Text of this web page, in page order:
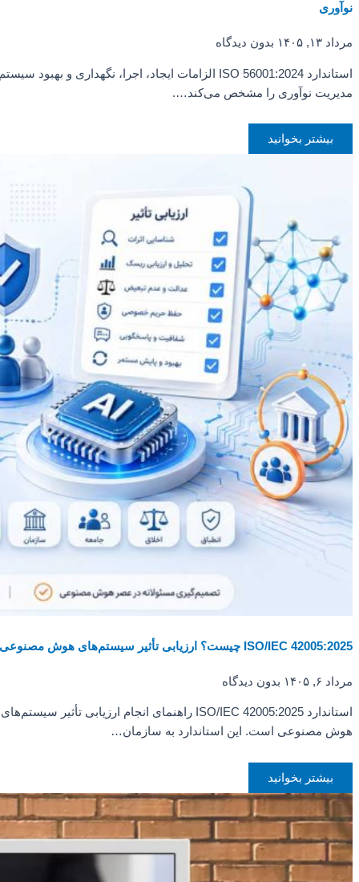
نوآوری
مرداد ۱۳, ۱۴۰۵ بدون دیدگاه
استاندارد ISO 56001:2024 الزامات ایجاد، اجرا، نگهداری و بهبود سیستم
مدیریت نوآوری را مشخص می‌کند….
بیشتر بخوانید
ISO/IEC 42005:2025 چیست؟ ارزیابی تأثیر سیستم‌های هوش مصنوعی
مرداد ۶, ۱۴۰۵ بدون دیدگاه
استاندارد ISO/IEC 42005:2025 راهنمای انجام ارزیابی تأثیر سیستم‌های
هوش مصنوعی است. این استاندارد به سازمان…
بیشتر بخوانید